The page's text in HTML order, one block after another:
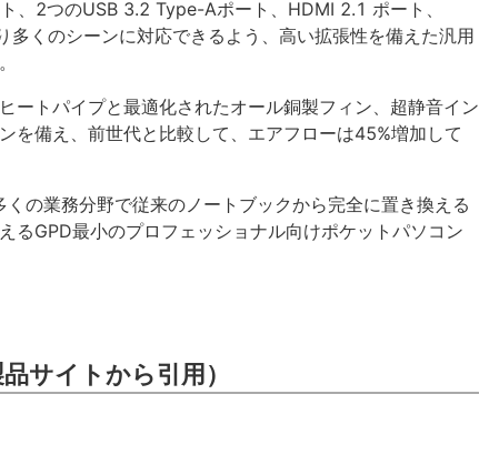
、2つのUSB 3.2 Type-Aポート、HDMI 2.1 ポート、
多くのシーンに対応できるよう、高い拡張性を備えた汎用
ートパイプと最適化されたオール銅製フィン、超静音イン
を備え、前世代と比較して、エアフローは45%増加して
くの業務分野で従来のノートブックから完全に置き換える
るGPD最小のプロフェッショナル向けポケットパソコン
サイトから引用）